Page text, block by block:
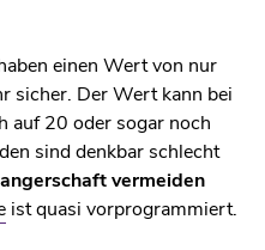
einen Wert von nur
sicher. Der Wert kann bei
auf 20 oder sogar noch
sind denkbar schlecht
vermeiden
ist quasi vorprogrammiert.